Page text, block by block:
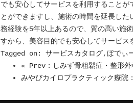
でも安心してサービスを利用すること
とができますし、施術の時間を延長し
務経験を5年以上あるので、質の高い施
すから、美容目的でも安心してサービス
Tagged on: サービスカタログ,ぼでぃ
« Prev：しみず骨粗鬆症・整形外
みやびカイロプラクティック療